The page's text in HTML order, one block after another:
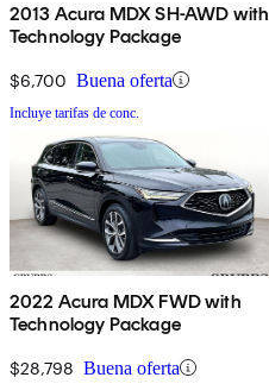
2013 Acura MDX SH-AWD with
Technology Package
$6,700 Buena oferta
Incluye tarifas de conc.
2022 Acura MDX FWD with
Technology Package
$28,798 Buena oferta